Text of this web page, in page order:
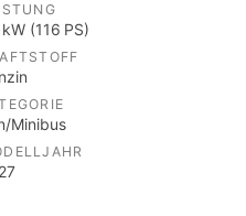
(116 PS)
Minibus